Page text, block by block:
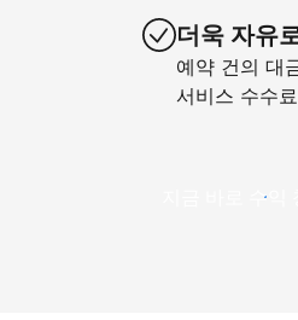
더욱 자유
예약 건의 대
서비스 수수
지금 바로 수익